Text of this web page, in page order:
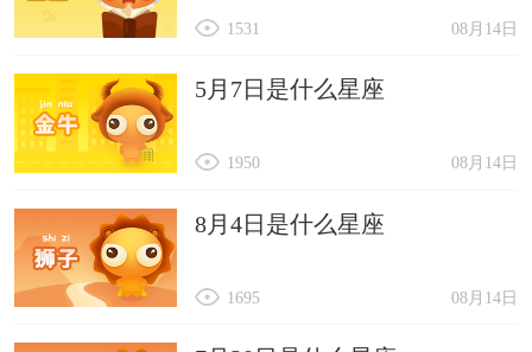
08月14日
1531
5月7日是什么星座
08月14日
1950
8月4日是什么星座
08月14日
1695